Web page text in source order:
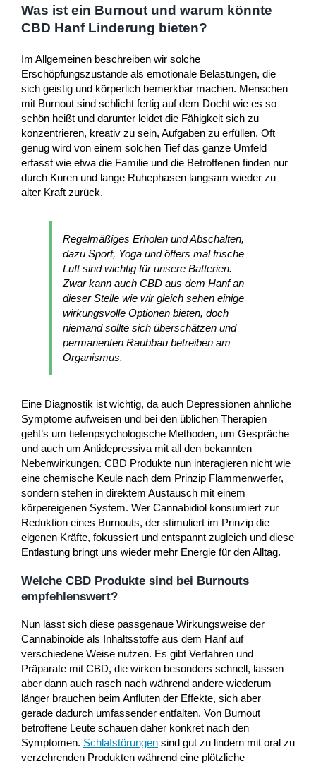
Was ist ein Burnout und warum könnte
CBD Hanf Linderung bieten?
Im Allgemeinen beschreiben wir solche
Erschöpfungszustände als emotionale Belastungen, die
sich geistig und körperlich bemerkbar machen. Menschen
mit Burnout sind schlicht fertig auf dem Docht wie es so
schön heißt und darunter leidet die Fähigkeit sich zu
konzentrieren, kreativ zu sein, Aufgaben zu erfüllen. Oft
genug wird von einem solchen Tief das ganze Umfeld
erfasst wie etwa die Familie und die Betroffenen finden nur
durch Kuren und lange Ruhephasen langsam wieder zu
alter Kraft zurück.
Regelmäßiges Erholen und Abschalten,
dazu Sport, Yoga und öfters mal frische
Luft sind wichtig für unsere Batterien.
Zwar kann auch CBD aus dem Hanf an
dieser Stelle wie wir gleich sehen einige
wirkungsvolle Optionen bieten, doch
niemand sollte sich überschätzen und
permanenten Raubbau betreiben am
Organismus.
Eine Diagnostik ist wichtig, da auch Depressionen ähnliche
Symptome aufweisen und bei den üblichen Therapien
geht’s um tiefenpsychologische Methoden, um Gespräche
und auch um Antidepressiva mit all den bekannten
Nebenwirkungen. CBD Produkte nun interagieren nicht wie
eine chemische Keule nach dem Prinzip Flammenwerfer,
sondern stehen in direktem Austausch mit einem
körpereigenen System. Wer Cannabidiol konsumiert zur
Reduktion eines Burnouts, der stimuliert im Prinzip die
eigenen Kräfte, fokussiert und entspannt zugleich und diese
Entlastung bringt uns wieder mehr Energie für den Alltag.
Welche CBD Produkte sind bei Burnouts
empfehlenswert?
Nun lässt sich diese passgenaue Wirkungsweise der
Cannabinoide als Inhaltsstoffe aus dem Hanf auf
verschiedene Weise nutzen. Es gibt Verfahren und
Präparate mit CBD, die wirken besonders schnell, lassen
aber dann auch rasch nach während andere wiederum
länger brauchen beim Anfluten der Effekte, sich aber
gerade dadurch umfassender entfalten. Von Burnout
betroffene Leute schauen daher konkret nach den
Symptomen. Schlafstörungen sind gut zu lindern mit oral zu
verzehrenden Produkten während eine plötzliche